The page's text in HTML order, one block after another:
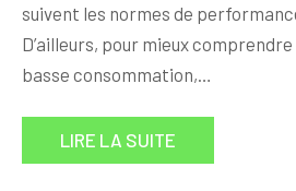
suivent les normes de
D’ailleurs, pour mieux
basse consommation,…
LIRE LA SUITE